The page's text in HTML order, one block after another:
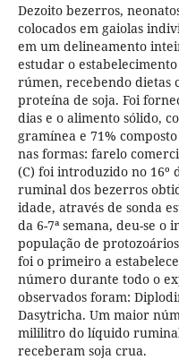
Dezoito bezerros,
colocados em gaiolas
em um delineamento
estudar o
rúmen, recebendo dietas
proteína de soja. Foi
dias e o alimento sólido,
gramínea e 71%
nas formas: farelo
(C) foi introduzido no 16º
ruminal dos bezerros
idade, através de sonda
da 6-7ª semana, deu-se o
população de
foi o primeiro a
número durante todo o
observados foram:
Dasytricha. Um maior
mililitro do líquido
receberam soja crua.